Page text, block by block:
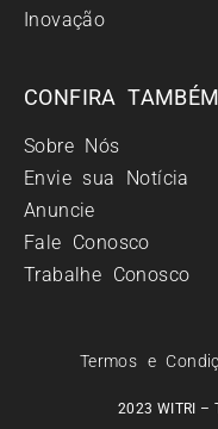
Inovação
CONFIRA TAMBÉM
Sobre Nós
Envie sua Notícia
Anuncie
Fale Conosco
Trabalhe Conosco
Termos e
2023 WITRI –